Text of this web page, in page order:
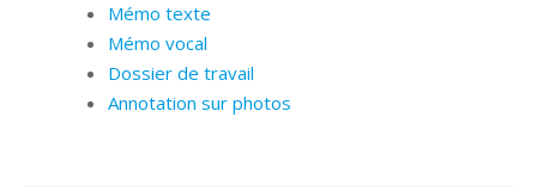
Mémo texte
Mémo vocal
Dossier de travail
Annotation sur photos